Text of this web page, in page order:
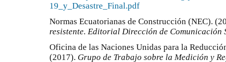
19_y_Desastre_Final.pdf
Normas Ecuatorianas de Construcción (NEC).
resistente. Editorial Dirección de Comunicación
Oficina de las Naciones Unidas para la
(2017). Grupo de Trabajo sobre la Medición y